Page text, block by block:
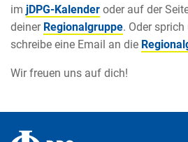
im jDPG-Kalender oder auf der
deiner Regionalgruppe. Oder
schreibe eine Email an die
Wir freuen uns auf dich!